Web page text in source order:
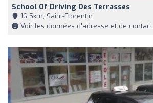
School Of Driving Des Terrasses
16,5km, Saint-Florentin
Voir les données d'adresse et de contact